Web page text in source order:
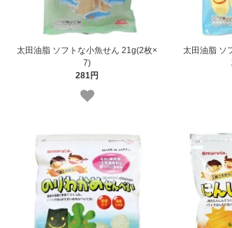
太田油脂 ソフトな小魚せん 21g(2枚×
7)
281円
太田油脂 ソ